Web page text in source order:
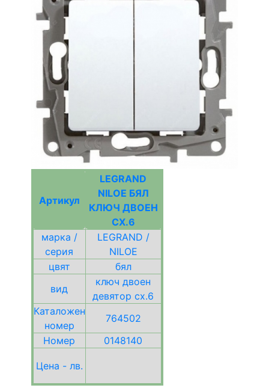
Артикул
LEGRAND
NILOE БЯЛ
КЛЮЧ ДВОЕН
СХ.6
марка /
серия
LEGRAND /
NILOE
цвят
бял
вид
ключ двоен
девятор сх.6
Каталожен
номер
764502
Номер
0148140
Цена - лв.